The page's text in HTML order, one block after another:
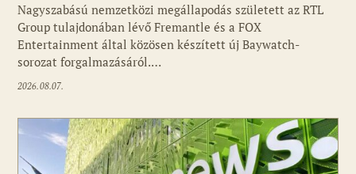
Fotó: media1.hu
Nagyszabású nemzetközi megállapodás született az RTL
Group tulajdonában lévő Fremantle és a FOX
Entertainment által közösen készített új Baywatch-
sorozat forgalmazásáról.…
2026.08.07.